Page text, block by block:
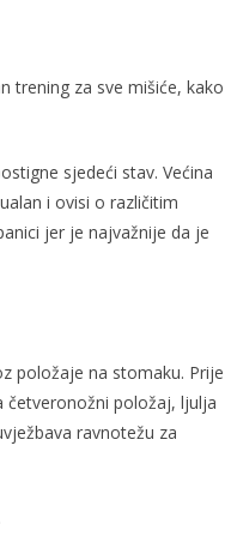
trening za sve mišiće, kako
sjedeći stav. Većina
i ovisi o različitim
jer je najvažnije da je
položaje na stomaku. Prije
četveronožni položaj, ljulja
ravnotežu za